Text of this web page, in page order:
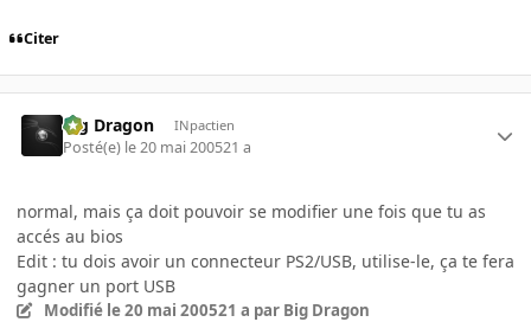
Citer
Big Dragon INpactien
Posté(e) le 20 mai 200521 a
normal, mais ça doit pouvoir se modifier une fois que tu as
accés au bios
Edit : tu dois avoir un connecteur PS2/USB, utilise-le, ça te fera
gagner un port USB
Modifié le 20 mai 200521 a par Big Dragon